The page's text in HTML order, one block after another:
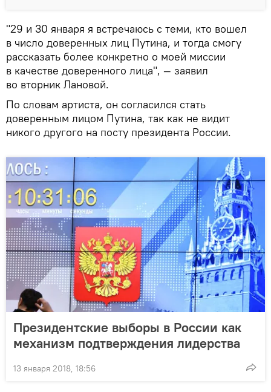
"29 и 30 января я встречаюсь с теми, кто вошел
в число доверенных лиц Путина, и тогда смогу
рассказать более конкретно о моей миссии
в качестве доверенного лица", — заявил
во вторник Лановой.
По словам артиста, он согласился стать
доверенным лицом Путина, так как не видит
никого другого на посту президента России.
Президентские выборы в России как
механизм подтверждения лидерства
13 января 2018, 18:56